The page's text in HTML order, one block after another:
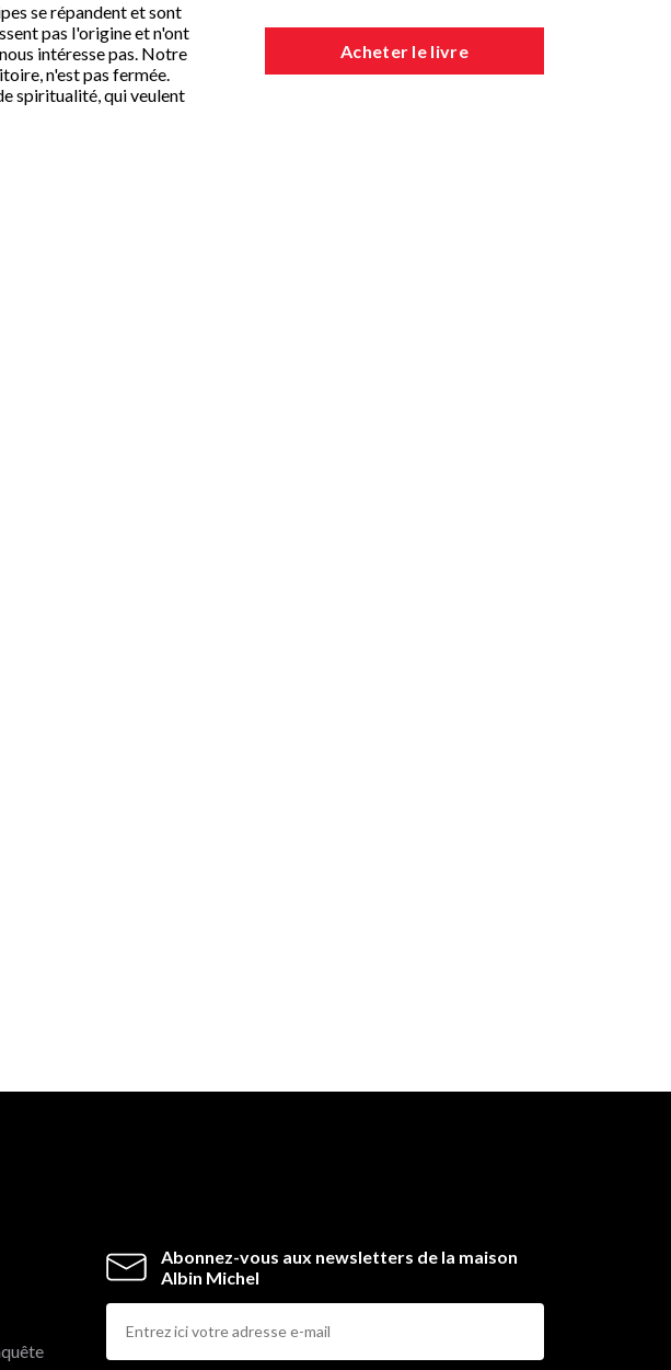
se répandent et sont
pas l'origine et n'ont
intéresse pas. Notre
n'est pas fermée.
spiritualité, qui veulent
Acheter le livre
Abonnez-vous aux newsletters de la maison
Albin Michel